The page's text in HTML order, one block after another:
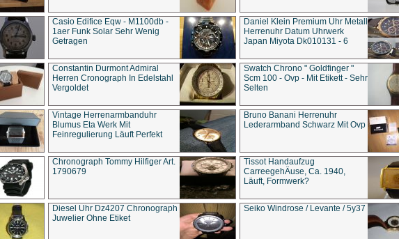
Casio Edifice Eqw - M1100db -
1aer Funk Solar Sehr Wenig
Getragen
Daniel Klein Premium Uhr Metall
Herrenuhr Datum Uhrwerk
Japan Miyota Dk010131 - 6
Constantin Durmont Admiral
Herren Cronograph In Edelstahl
Vergoldet
Swatch Chrono " Goldfinger "
Scm 100 - Ovp - Mit Etikett - Sehr
Selten
Vintage Herrenarmbanduhr
Blumus Eta Werk Mit
Feinregulierung Läuft Perfekt
Bruno Banani Herrenuhr
Lederarmband Schwarz Mit Ovp
Chronograph Tommy Hilfiger Art.
1790679
Tissot Handaufzug
CarreegehÄuse, Ca. 1940,
Läuft, Formwerk?
Diesel Uhr Dz4207 Chronograph
Juwelier Ohne Etiket
Seiko Windrose / Levante / 5y37